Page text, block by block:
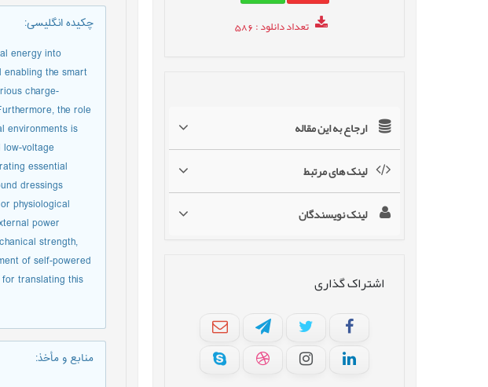
تعداد دانلود: 586
ارجاع به این مقاله
لینک های مرتبط
لینک نویسندگان
اشتراک گذاری
چکیده انگلیسی:
energy into
the smart
charge-
the role
environments is
voltage
essential
dressings
physiological
power
strength,
of self-powered
translating this
منابع و مأخذ: